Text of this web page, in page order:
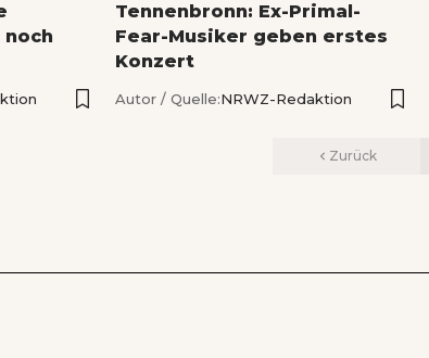
noch
Tennenbronn: Ex-Primal-
Fear-Musiker geben erstes
Konzert
Autor / Quelle:NRWZ-Redaktion
Zurück